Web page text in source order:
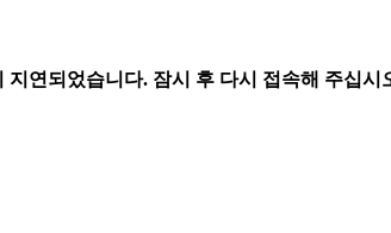
지연되었습니다. 잠시 후 다시 접속해 주십시